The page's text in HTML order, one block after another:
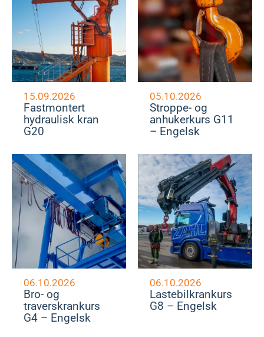
15.09.2026
Fastmontert
hydraulisk kran
G20
05.10.2026
Stroppe- og
anhukerkurs G11
– Engelsk
06.10.2026
Bro- og
traverskrankurs
G4 – Engelsk
06.10.2026
Lastebilkrankurs
G8 – Engelsk